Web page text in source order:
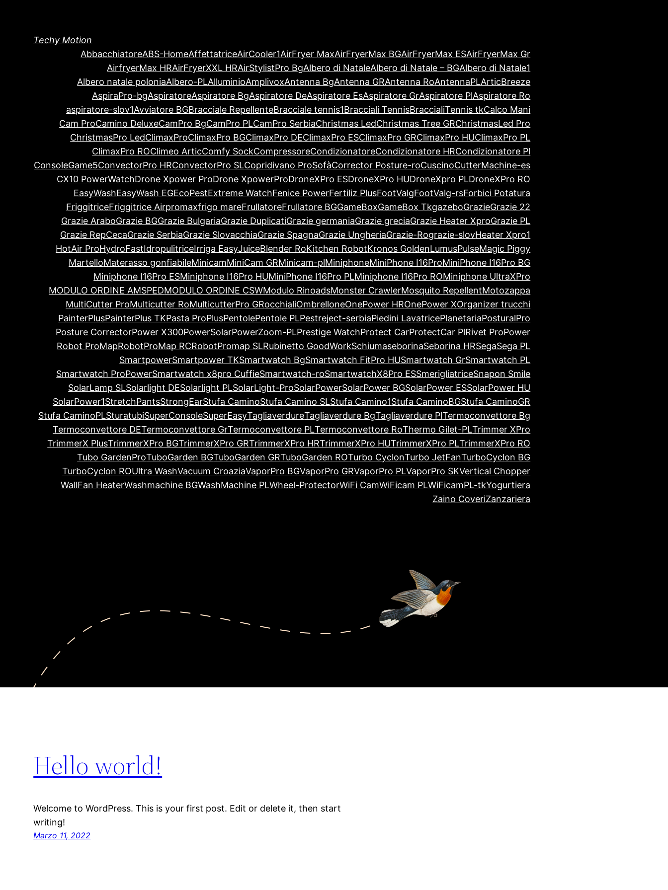
Techy Motion
AbbacchiatoreABS-HomeAffettatriceAirCooler1AirFryer MaxAirFryerMax BGAirFryerMax ESAirFryerMax Gr
AirfryerMax HRAirFryerXXL HRAirStylistPro BgAlbero di NataleAlbero di Natale – BGAlbero di Natale1
Albero natale poloniaAlbero-PLAlluminioAmplivoxAntenna BgAntenna GRAntenna RoAntennaPLArticBreeze
AspiraPro-bgAspiratoreAspiratore BgAspiratore DeAspiratore EsAspiratore GrAspiratore PlAspiratore Ro
aspiratore-slov1Avviatore BGBracciale RepellenteBracciale tennis1Bracciali TennisBraccialiTennis tkCalco Mani
Cam ProCamino DeluxeCamPro BgCamPro PLCamPro SerbiaChristmas LedChristmas Tree GRChristmasLed Pro
ChristmasPro LedClimaxProClimaxPro BGClimaxPro DEClimaxPro ESClimaxPro GRClimaxPro HUClimaxPro PL
ClimaxPro ROClimeo ArticComfy SockCompressoreCondizionatoreCondizionatore HRCondizionatore Pl
ConsoleGame5ConvectorPro HRConvectorPro SLCopridivano ProSofàCorrector Posture-roCuscinoCutterMachine-es
CX10 PowerWatchDrone Xpower ProDrone XpowerProDroneXPro ESDroneXPro HUDroneXpro PLDroneXPro RO
EasyWashEasyWash EGEcoPestExtreme WatchFenice PowerFertiliz PlusFootValgFootValg-rsForbici Potatura
FriggitriceFriggitrice Airpromaxfrigo mareFrullatoreFrullatore BGGameBoxGameBox TkgazeboGrazieGrazie 22
Grazie AraboGrazie BGGrazie BulgariaGrazie DuplicatiGrazie germaniaGrazie greciaGrazie Heater XproGrazie PL
Grazie RepCecaGrazie SerbiaGrazie SlovacchiaGrazie SpagnaGrazie UngheriaGrazie-Rograzie-slovHeater Xpro1
HotAir ProHydroFastIdropulitriceIrriga EasyJuiceBlender RoKitchen RobotKronos GoldenLumusPulseMagic Piggy
MartelloMaterasso gonfiabileMinicamMiniCam GRMinicam-plMiniphoneMiniPhone I16ProMiniPhone I16Pro BG
Miniphone I16Pro ESMiniphone I16Pro HUMiniPhone I16Pro PLMiniphone I16Pro ROMiniphone UltraXPro
MODULO ORDINE AMSPEDMODULO ORDINE CSWModulo RinoadsMonster CrawlerMosquito RepellentMotozappa
MultiCutter ProMulticutter RoMulticutterPro GRocchialiOmbrelloneOnePower HROnePower XOrganizer trucchi
PainterPlusPainterPlus TKPasta ProPlusPentolePentole PLPestreject-serbiaPiedini LavatricePlanetariaPosturalPro
Posture CorrectorPower X300PowerSolarPowerZoom-PLPrestige WatchProtect CarProtectCar PlRivet ProPower
Robot ProMapRobotProMap RCRobotPromap SLRubinetto GoodWorkSchiumaseborinaSeborina HRSegaSega PL
SmartpowerSmartpower TKSmartwatch BgSmartwatch FitPro HUSmartwatch GrSmartwatch PL
Smartwatch ProPowerSmartwatch x8pro CuffieSmartwatch-roSmartwatchX8Pro ESSmerigliatriceSnapon Smile
SolarLamp SLSolarlight DESolarlight PLSolarLight-ProSolarPowerSolarPower BGSolarPower ESSolarPower HU
SolarPower1StretchPantsStrongEarStufa CaminoStufa Camino SLStufa Camino1Stufa CaminoBGStufa CaminoGR
Stufa CaminoPLSturatubiSuperConsoleSuperEasyTagliaverdureTagliaverdure BgTagliaverdure PlTermoconvettore Bg
Termoconvettore DETermoconvettore GrTermoconvettore PLTermoconvettore RoThermo Gilet-PLTrimmer XPro
TrimmerX PlusTrimmerXPro BGTrimmerXPro GRTrimmerXPro HRTrimmerXPro HUTrimmerXPro PLTrimmerXPro RO
Tubo GardenProTuboGarden BGTuboGarden GRTuboGarden ROTurbo CyclonTurbo JetFanTurboCyclon BG
TurboCyclon ROUltra WashVacuum CroaziaVaporPro BGVaporPro GRVaporPro PLVaporPro SKVertical Chopper
WallFan HeaterWashmachine BGWashMachine PLWheel-ProtectorWiFi CamWiFicam PLWiFicamPL-tkYogurtiera
Zaino CoveriZanzariera
Hello world!
Welcome to WordPress. This is your first post. Edit or delete it, then start
writing!
Marzo 11, 2022